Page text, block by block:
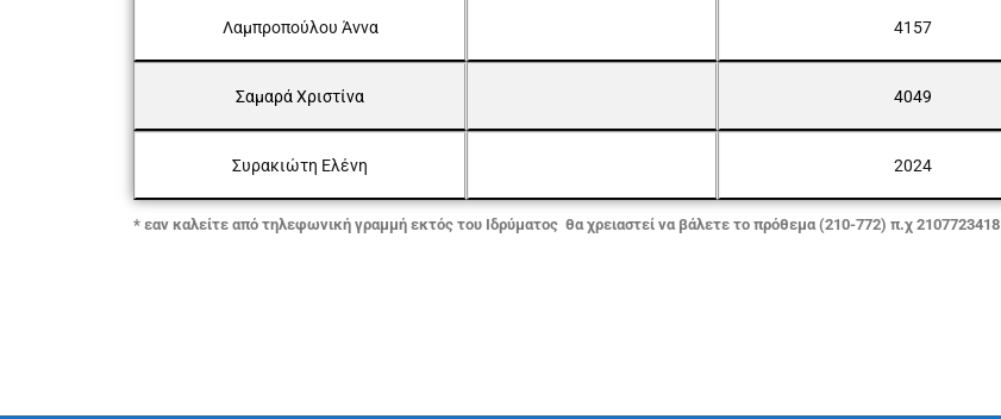
Λαμπροπούλου Άννα 4157
Σαμαρά Χριστίνα 4049
Συρακιώτη Ελένη 2024
* εαν καλείτε από τηλεφωνική γραμμή εκτός του Ιδρύματος θα χρειαστεί να βάλετε το πρόθεμα (210-772) π.χ 2107723418